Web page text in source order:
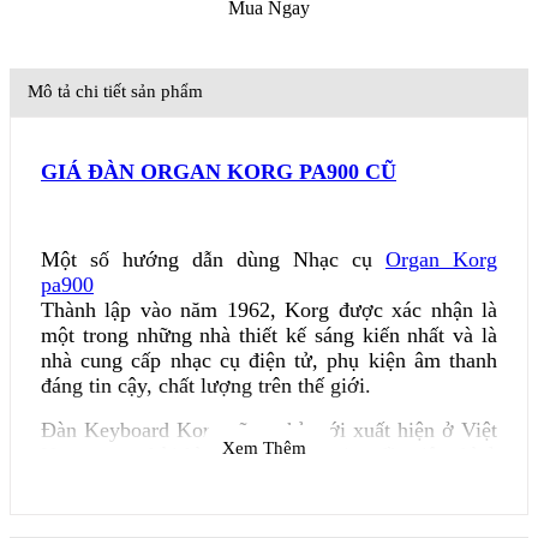
Mua Ngay
Mô tả chi tiết sản phẩm
GIÁ ĐÀN ORGAN KORG PA900 CŨ
Một số hướng dẫn dùng Nhạc cụ Organ Korg
pa900
Thành lập vào năm 1962, Korg được xác nhận là
một trong những nhà thiết kế sáng kiến nhất và là
nhà cung cấp nhạc cụ điện tử, phụ kiện âm thanh
đáng tin cậy, chất lượng trên thế giới.
Đàn Keyboard Korg cũng chỉ mới xuất hiện ở Việt
Nam trong thời kì gần đây. thời gian đầu tiên thì ở
cho ra dòng sản phẩm PA-900 là sản phẩm cạnh
Xem Thêm